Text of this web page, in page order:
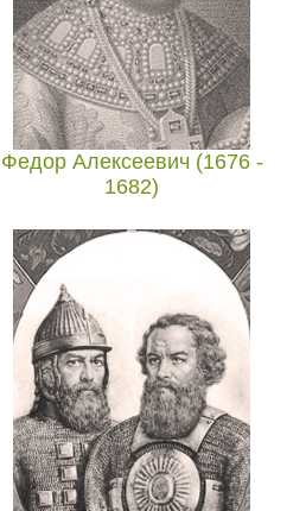
Федор Алексеевич (1676 -
1682)